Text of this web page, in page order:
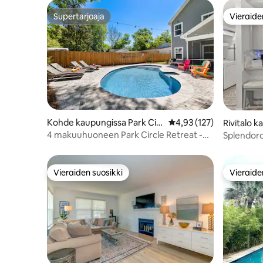
Supertarjoaja
Supertarjoaja
Kohde kaupungissa Park Cir
cle
Keskimääräinen arvio
4,93 (127)
4 makuuhuoneen Park Circle Retreat -
Rivitalo
harleston
Vieraiden suosikki
Vieraiden suosikki